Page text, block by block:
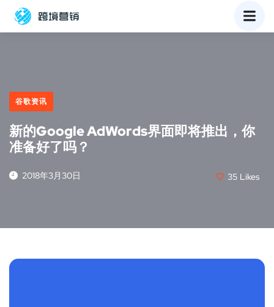
谷歌资讯
新的Google AdWords界面即将推出，你
准备好了吗？
2018年3月30日 35 Likes